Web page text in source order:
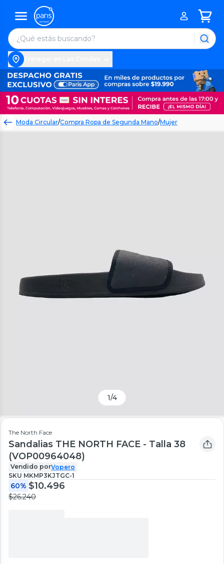
Moda Circular/Compra Ropa de Segunda Mano/Mujer
1/4
The North Face
Sandalias THE NORTH FACE - Talla 38
(VOP00964048)
Vendido porVopero
SKU MKMP3KJTGC-1
60% $10.496
$26.240